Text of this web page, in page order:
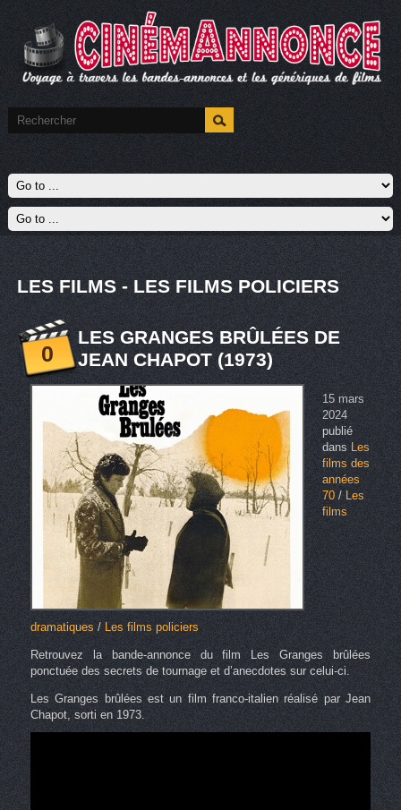
LES FILMS - LES FILMS POLICIERS
0
LES GRANGES BRÛLÉES DE
JEAN CHAPOT (1973)
15 mars
2024
publié
dansLes
films des
années
70/ Les
films
dramatiques/Les films policiers
Retrouvez la bande-annonce du film Les Granges brûlées
ponctuée des secrets de tournage et d’anecdotes sur celui-ci.
Les Granges brûlées est un film franco-italien réalisé par Jean
Chapot, sorti en 1973.